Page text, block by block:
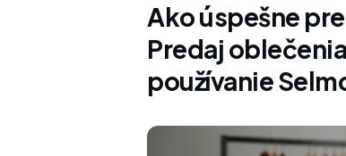
Ako úspešne
Predaj
používanie